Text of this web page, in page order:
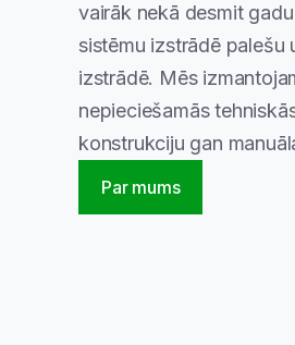
vairāk nekā desmit
sistēmu izstrādē
izstrādē. Mēs
nepieciešamās
konstrukciju gan
Par mums